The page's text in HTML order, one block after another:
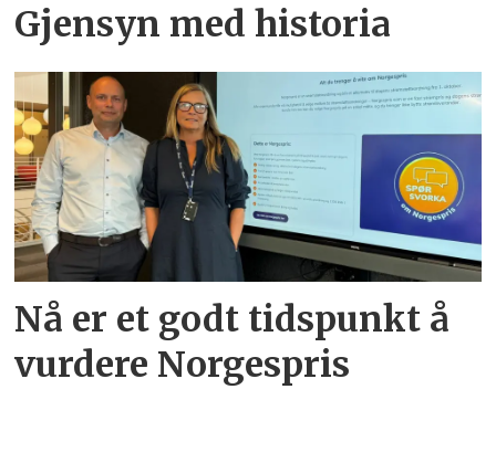
Gjensyn med historia
Nå er et godt tidspunkt å
vurdere Norgespris